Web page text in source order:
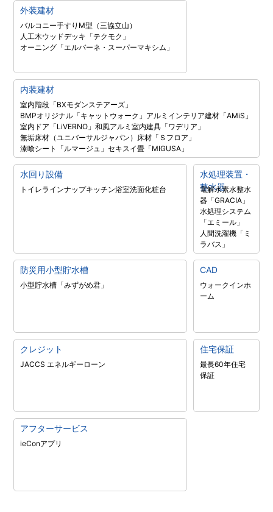
外装建材
バルコニー手すりM型（三協立山）
人工木ウッドデッキ「テクモク」
オーニング「エルバーネ・スーパーマキシム」
内装建材
室内階段「BXモダンステアーズ」
BMPオリジナル「キャットウォーク」 アルミインテリア建材「AMiS」
室内ドア「LiVERNO」和風アルミ室内建具「ワデリア」
無垢床材（ユニバーサルジャパン） 床材「Ｓフロア」
漆喰シート「ルマージュ」セキスイ畳「MIGUSA」
水回り設備
トイレラインナップキッチン浴室洗面化粧台
水処理装置・
整水器
電解水素水整水
器「GRACIA」
水処理システム
「エミール」
人間洗濯機「ミ
ラバス」
防災用小型貯水槽
小型貯水槽「みずがめ君」
CAD
ウォークインホ
ーム
クレジット
JACCS エネルギーローン
住宅保証
最長60年住宅
保証
アフターサービス
ieConアプリ